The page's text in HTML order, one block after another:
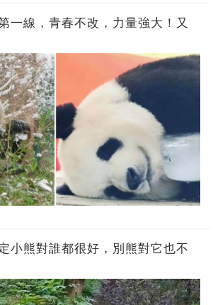
一線，青春不改，力量強大！又
小熊對誰都很好，別熊對它也不